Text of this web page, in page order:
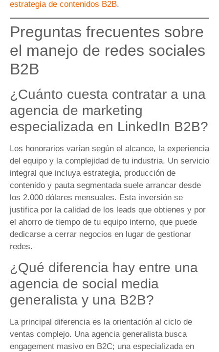
estrategia de contenidos B2B.
Preguntas frecuentes sobre
el manejo de redes sociales
B2B
¿Cuánto cuesta contratar a una
agencia de marketing
especializada en LinkedIn B2B?
Los honorarios varían según el alcance, la experiencia
del equipo y la complejidad de tu industria. Un servicio
integral que incluya estrategia, producción de
contenido y pauta segmentada suele arrancar desde
los 2.000 dólares mensuales. Esta inversión se
justifica por la calidad de los leads que obtienes y por
el ahorro de tiempo de tu equipo interno, que puede
dedicarse a cerrar negocios en lugar de gestionar
redes.
¿Qué diferencia hay entre una
agencia de social media
generalista y una B2B?
La principal diferencia es la orientación al ciclo de
ventas complejo. Una agencia generalista busca
engagement masivo en B2C; una especializada en